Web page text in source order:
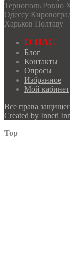
Тернополь
Одессу
Харьков Полтаву
О НАС
Блог
Контакты
Опросы
Избранное
Мой кабинет
Все права
Created by Inneti
Top